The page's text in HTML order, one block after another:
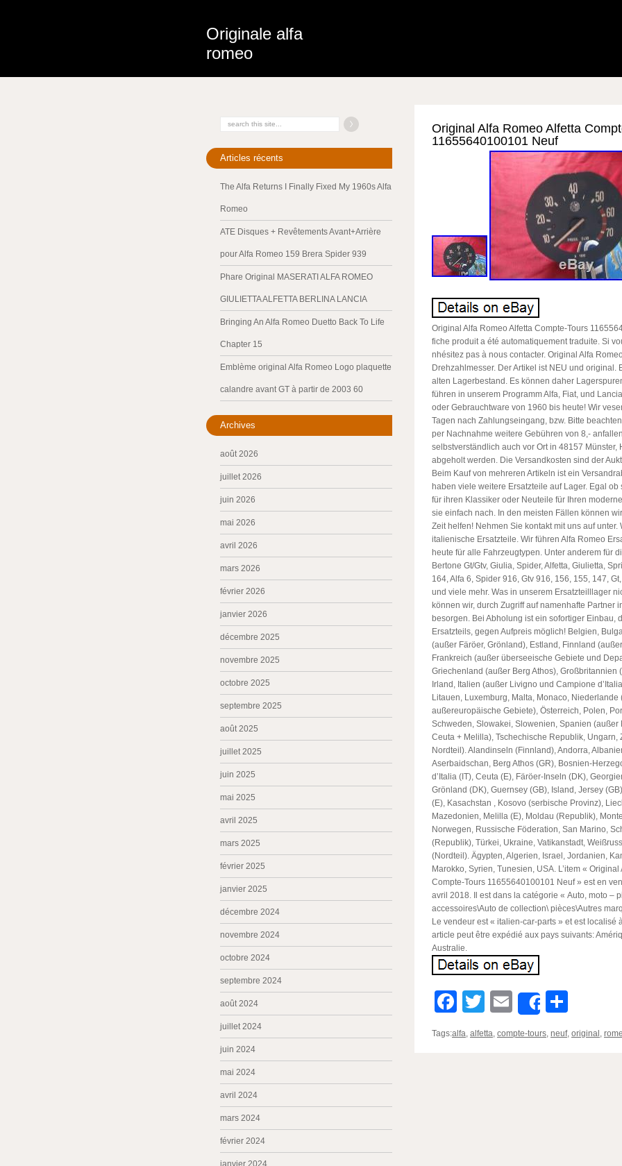
Originale alfa
romeo
Original Alfa Romeo Alfetta
11655640100101 Neuf
Original Alfa Romeo Alfetta Compte-Tours
fiche produit a été automatiquement traduite. Si
nhésitez pas à nous contacter. Original Alfa
Drehzahlmesser. Der Artikel ist NEU und original.
alten Lagerbestand. Es können daher
führen in unserem Programm Alfa, Fiat, und
oder Gebrauchtware von 1960 bis heute! Wir
Tagen nach Zahlungseingang, bzw. Bitte
per Nachnahme weitere Gebühren von 8,-
selbstverständlich auch vor Ort in 48157 Münster,
abgeholt werden. Die Versandkosten sind der
Beim Kauf von mehreren Artikeln ist ein
haben viele weitere Ersatzteile auf Lager. Egal ob
für ihren Klassiker oder Neuteile für Ihren
sie einfach nach. In den meisten Fällen können
Zeit helfen! Nehmen Sie kontakt mit uns auf unter.
italienische Ersatzteile. Wir führen Alfa Romeo
heute für alle Fahrzeugtypen. Unter anderem für
Bertone Gt/Gtv, Giulia, Spider, Alfetta, Giulietta,
164, Alfa 6, Spider 916, Gtv 916, 156, 155, 147,
und viele mehr. Was in unserem Ersatzteilllager
können wir, durch Zugriff auf namenhafte Partner
besorgen. Bei Abholung ist ein sofortiger Einbau,
Ersatzteils, gegen Aufpreis möglich! Belgien,
(außer Färöer, Grönland), Estland, Finnland
Frankreich (außer überseeische Gebiete und
Griechenland (außer Berg Athos), Großbritannien
Irland, Italien (außer Livigno und Campione
Litauen, Luxemburg, Malta, Monaco, Niederlande
außereuropäische Gebiete), Österreich, Polen,
Schweden, Slowakei, Slowenien, Spanien (außer
Ceuta + Melilla), Tschechische Republik, Ungarn,
Nordteil). Alandinseln (Finnland), Andorra,
Aserbaidschan, Berg Athos (GR), Bosnien-
d’Italia (IT), Ceuta (E), Färöer-Inseln (DK),
Grönland (DK), Guernsey (GB), Island, Jersey
(E), Kasachstan , Kosovo (serbische Provinz),
Mazedonien, Melilla (E), Moldau (Republik),
Norwegen, Russische Föderation, San Marino,
(Republik), Türkei, Ukraine, Vatikanstadt,
(Nordteil). Ägypten, Algerien, Israel, Jordanien,
Marokko, Syrien, Tunesien, USA. L’item «
Compte-Tours 11655640100101 Neuf » est en
avril 2018. Il est dans la catégorie « Auto, moto –
accessoires\Auto de collection\ pièces\Autres
Le vendeur est « italien-car-parts » et est localisé
article peut être expédié aux pays suivants:
Australie.
Facebook
TwitterEmailShare
Tags:alfa, alfetta, compte-tours, neuf, original ,
Articles récents
The Alfa Returns I Finally Fixed My 1960s Alfa
Romeo
ATE Disques + Revêtements Avant+Arrière
pour Alfa Romeo 159 Brera Spider 939
Phare Original MASERATI ALFA ROMEO
GIULIETTA ALFETTA BERLINA LANCIA
Bringing An Alfa Romeo Duetto Back To Life
Chapter 15
Emblème original Alfa Romeo Logo plaquette
calandre avant GT à partir de 2003 60
Archives
août 2026
juillet 2026
juin 2026
mai 2026
avril 2026
mars 2026
février 2026
janvier 2026
décembre 2025
novembre 2025
octobre 2025
septembre 2025
août 2025
juillet 2025
juin 2025
mai 2025
avril 2025
mars 2025
février 2025
janvier 2025
décembre 2024
novembre 2024
octobre 2024
septembre 2024
août 2024
juillet 2024
juin 2024
mai 2024
avril 2024
mars 2024
février 2024
janvier 2024